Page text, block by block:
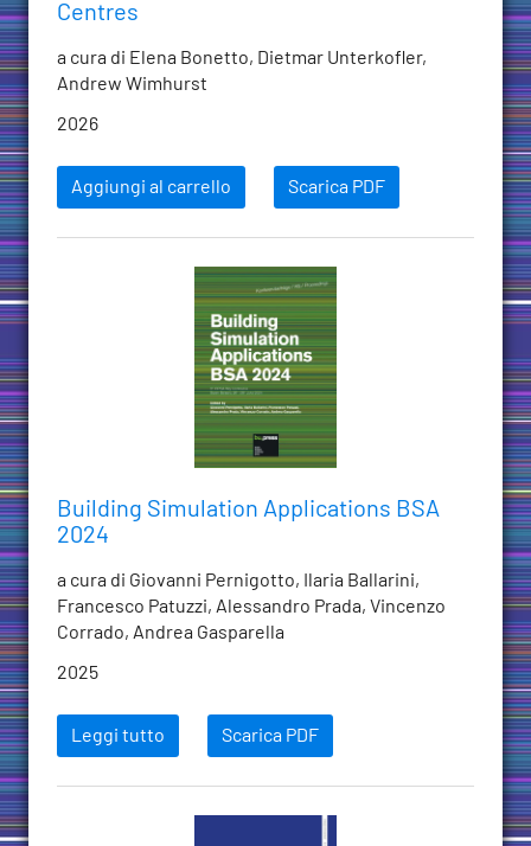
Centres
a cura di Elena Bonetto, Dietmar Unterkofler,
Andrew Wimhurst
2026
Aggiungi al carrello Scarica PDF
Building Simulation Applications BSA
2024
a cura di Giovanni Pernigotto, Ilaria Ballarini,
Francesco Patuzzi, Alessandro Prada, Vincenzo
Corrado, Andrea Gasparella
2025
Leggi tutto Scarica PDF